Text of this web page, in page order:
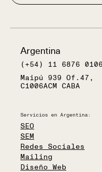
Argentina
(+54) 11 6876 0106
Maipú 939 Of.47,
C1006ACM CABA
Servicios en Argentina:
SEO
SEM
Redes Sociales
Mailing
Diseño Web